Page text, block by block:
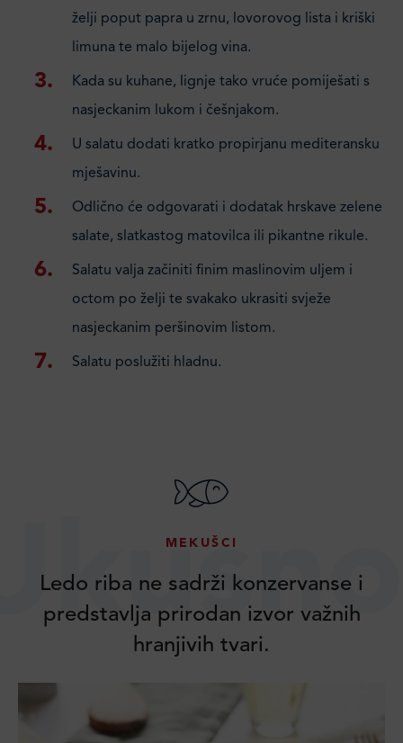
želji poput papra u zrnu, lovorovog lista i kriški
limuna te malo bijelog vina.
Kada su kuhane, lignje tako vruće pomiješati s
nasjeckanim lukom i češnjakom.
U salatu dodati kratko propirjanu mediteransku
mješavinu.
Odlično će odgovarati i dodatak hrskave zelene
salate, slatkastog matovilca ili pikantne rikule.
Salatu valja začiniti finim maslinovim uljem i
octom po želji te svakako ukrasiti svježe
nasjeckanim peršinovim listom.
Salatu poslužiti hladnu.
MEKUŠCI
Ledo riba ne sadrži konzervanse i
predstavlja prirodan izvor važnih
hranjivih tvari.